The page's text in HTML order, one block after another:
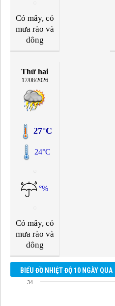
Có mây, có
mưa rào và
dông
Thứ hai
17/08/2026
27°C
24°C
°%
Có mây, có
mưa rào và
dông
BIỂU ĐỒ NHIỆT ĐỘ 10 NGÀY QUA
34